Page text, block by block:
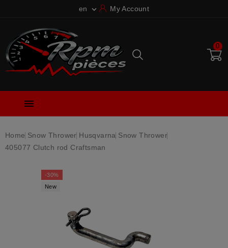
en  My Account
0

Home Snow Thrower Husqvarna Snow Thrower
405077 Clutch rod Craftsman
-30%
New